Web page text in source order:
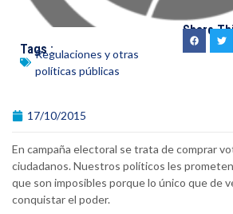
Tags :
Regulaciones y otras
políticas públicas
Share
17/10/2015
En campaña electoral se trata de comprar
ciudadanos. Nuestros políticos les
que son imposibles porque lo único que de
conquistar el poder.